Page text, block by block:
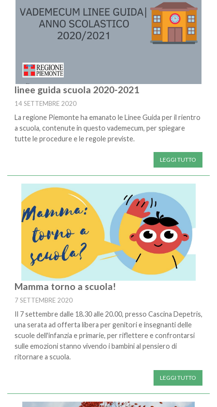
linee guida scuola 2020-2021
14 SETTEMBRE 2020
La regione Piemonte ha emanato le Linee Guida per il rientro
a scuola, contenute in questo vademecum, per spiegare
tutte le procedure e le regole previste.
LEGGI TUTTO
Mamma torno a scuola!
7 SETTEMBRE 2020
Il 7 settembre dalle 18.30 alle 20.00, presso Cascina Depetris,
una serata ad offerta libera per genitori e insegnanti delle
scuole dell'infanzia e primarie, per riflettere e confrontarsi
sulle emozioni stanno vivendo i bambini al pensiero di
ritornare a scuola.
LEGGI TUTTO